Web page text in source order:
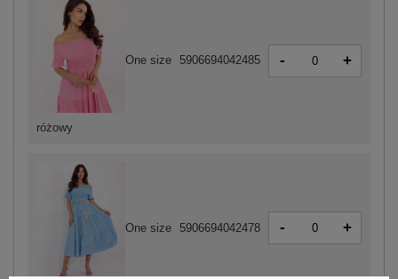
różowy
One size 5906694042485 - +
One size 5906694042478 - +